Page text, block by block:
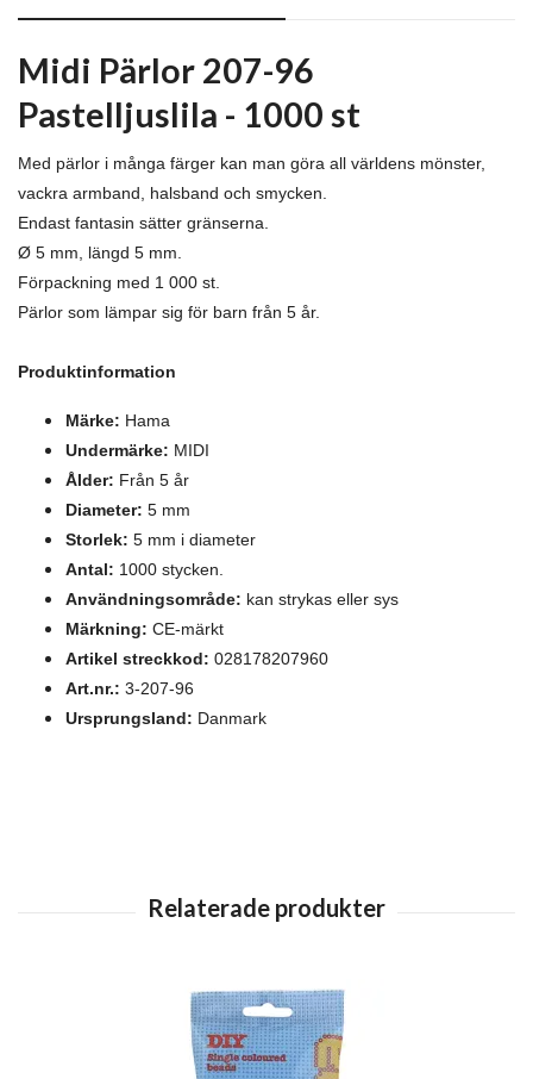
Midi Pärlor 207-96
Pastelljuslila - 1000 st
Med pärlor i många färger kan man göra all världens mönster,
vackra armband, halsband och smycken.
Endast fantasin sätter gränserna.
Ø 5 mm, längd 5 mm.
Förpackning med 1 000 st.
Pärlor som lämpar sig för barn från 5 år.
Produktinformation
Märke: Hama
Undermärke: MIDI
Ålder: Från 5 år
Diameter: 5 mm
Storlek: 5 mm i diameter
Antal: 1000 stycken.
Användningsområde: kan strykas eller sys
Märkning: CE-märkt
Artikel streckkod: 028178207960
Art.nr.: 3-207-96
Ursprungsland: Danmark